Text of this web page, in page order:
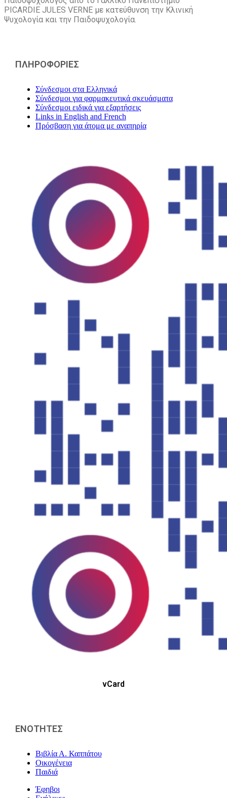
PICARDIE JULES VERNE με κατεύθυνση την Kλινική
Ψυχολογία και την Παιδοψυχολογία.
ΠΛΗΡΟΦΟΡΙΕΣ
Σύνδεσμοι στα Ελληνικά
Σύνδεσμοι για φαρμακευτικά σκευάσματα
Σύνδεσμοι ειδικά για εξαρτήσεις
Links in English and French
Πρόσβαση για άτομα με αναπηρία
vCard
ΕΝΟΤΗΤΕΣ
Βιβλία Α. Καππάτου
Οικογένεια
Παιδιά
Έφηβοι